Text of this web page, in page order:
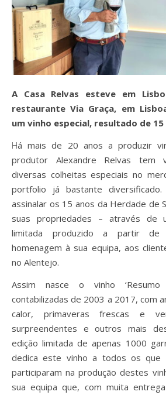
A Casa Relvas esteve em Lisboa, no remodelado
restaurante Via Graça, em
um vinho especial, resultado de
Há mais de 20 anos a produzir vinhos no Alentejo, o
produtor Alexandre Relvas tem
diversas colheitas especiais no
portfolio já bastante
assinalar os 15 anos da Herdade de
suas propriedades – através de
limitada produzido a partir de
homenagem à sua equipa, aos
no Alentejo.
Assim nasce o vinho
contabilizadas de 2003 a 2017, com
calor, primaveras frescas e
surpreendentes e outros mais
edição limitada de apenas 1000
dedica este vinho a todos os que
participaram na produção destes
sua equipa que, com muita